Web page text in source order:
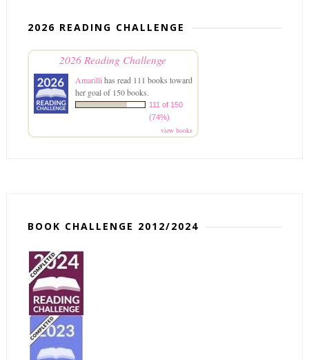
2026 READING CHALLENGE
2026 Reading Challenge
Amarilli has read 111 books toward
her goal of 150 books.
111 of 150
(74%)
view books
BOOK CHALLENGE 2012/2024